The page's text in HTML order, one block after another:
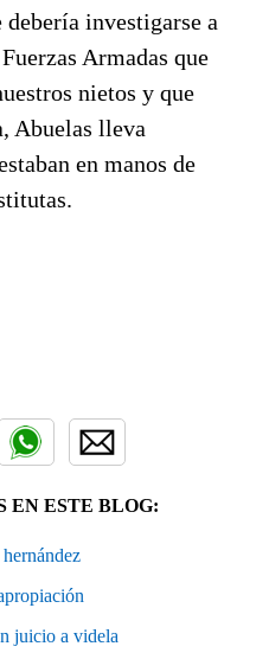
investigarse a
Armadas que
nietos y que
Abuelas lleva
en manos de
EN ESTE BLOG:
juicio a videla